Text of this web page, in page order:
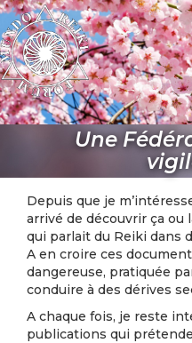
Une
Depuis que je
arrivé de découvrir ça ou
qui parlait du Reiki dans
A en croire ces
dangereuse, pratiquée
conduire à des dérives
A chaque fois, je reste
publications qui